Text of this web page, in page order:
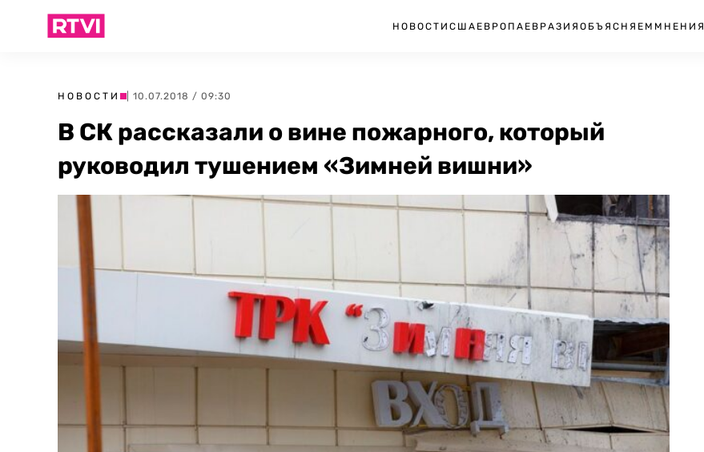
НОВОСТИ США ЕВРОПА ЕВРАЗИЯ ОБЪЯСНЯЕМ МНЕНИЯ
НОВОСТИ | 10.07.2018 / 09:30
В СК рассказали о вине пожарного, который
руководил тушением «Зимней вишни»